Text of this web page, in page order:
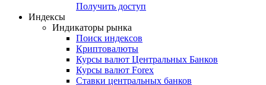
Получить доступ
Индексы
Индикаторы рынка
Поиск индексов
Криптовалюты
Курсы валют Центральных Банков
Курсы валют Forex
Ставки центральных банков